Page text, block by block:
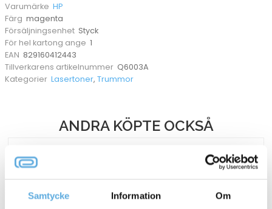
Samtycke Information Om
Varumärke HP
Färg magenta
Försäljningsenhet Styck
För hel kartong ange 1
EAN 829160412443
Tillverkarens artikelnummer Q6003A
Kategorier Lasertoner,Trummor
ANDRA KÖPTE OCKSÅ